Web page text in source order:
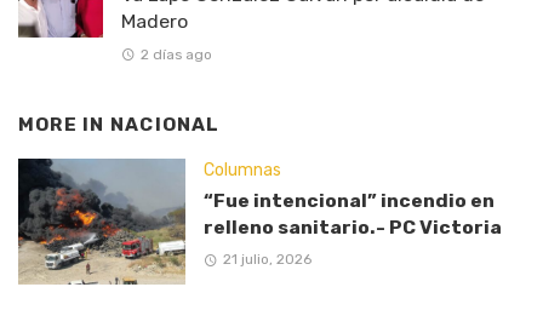
Madero
2 días ago
MORE IN NACIONAL
Columnas
“Fue intencional” incendio en
relleno sanitario.- PC Victoria
21 julio, 2026